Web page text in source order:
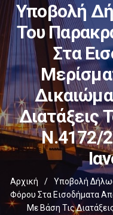
Υποβολή
Του
Στα
Διατάξεις
Ν.4172/
Αρχική /
Υποβολή
Φόρου Στα Εισοδήματα
Με Βάση Τις